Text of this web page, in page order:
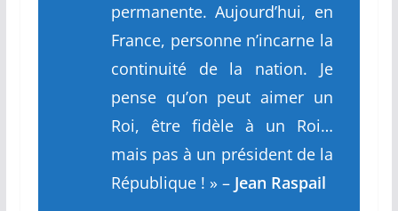
permanente. Aujourd’hui, en
France, personne n’incarne la
continuité de la nation. Je
pense qu’on peut aimer un
Roi, être fidèle à un Roi…
mais pas à un président de la
République ! » – Jean Raspail